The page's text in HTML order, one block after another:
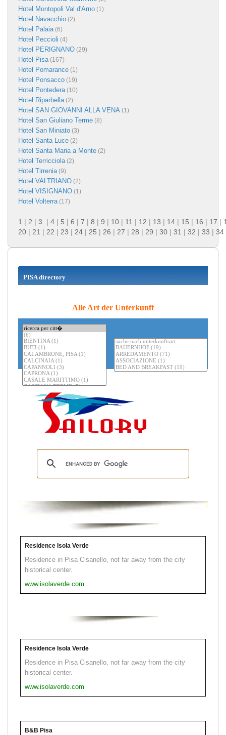
Hotel Montopoli Val d'Arno (1)
Hotel Navacchio (2)
Hotel Palaia (6)
Hotel Peccioli (4)
Hotel PERIGNANO (29)
Hotel Pisa (167)
Hotel Pomarance (1)
Hotel Ponsacco (19)
Hotel Pontedera (10)
Hotel Riparbella (2)
Hotel SAN GIOVANNI ALLA VENA (1)
Hotel San Giuliano Terme (8)
Hotel San Miniato (3)
Hotel Santa Luce (2)
Hotel Santa Maria a Monte (2)
Hotel Terricciola (2)
Hotel Tirrenia (9)
Hotel VALTRIANO (2)
Hotel VISIGNANO (1)
Hotel Volterra (17)
1 | 2 | 3 | 4 | 5 | 6 | 7 | 8 | 9 | 10 | 11 | 12 | 13 | 14 | 15 | 16 | 17 |
20 | 21 | 22 | 23 | 24 | 25 | 26 | 27 | 28 | 29 | 30 | 31 | 32 | 33 | 34
PISA directory
Alle Art der Unterkunft
Residence Isola Verde
Residence in Pisa Cisanello, not far away from the city
historical center.
www.isolaverde.com
Residence Isola Verde
Residence in Pisa Cisanello, not far away from the city
historical center.
www.isolaverde.com
B&B Pisa